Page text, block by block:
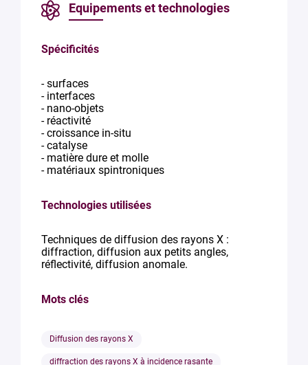
Equipements et technologies
Spécificités
- surfaces
- interfaces
- nano-objets
- réactivité
- croissance in-situ
- catalyse
- matière dure et molle
- matériaux spintroniques
Technologies utilisées
Techniques de diffusion des rayons X :
diffraction, diffusion aux petits angles,
réflectivité, diffusion anomale.
Mots clés
Diffusion des rayons X
diffraction des rayons X à incidence rasante